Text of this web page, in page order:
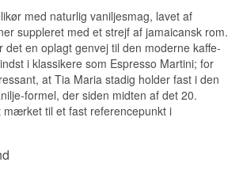
perfektion, suppleret med et strejf af jamaicansk
rom. Den præsenterer en rig kobber og gylden
rav tone, der blander sig med en lokkende
karamel duft, hvilket gør TIA MARIA til en ideel
likør i eksotiske cocktails.
• Destilleri: Tia Maria
• Navn: Tia Maria Coffee Kaffelikør
• Land: Italien
med naturlig vaniljesmag, lavet af
suppleret med et strejf af jamaicansk rom.
det en oplagt genvej til den moderne kaffe-
i klassikere som Espresso Martini; for
at Tia Maria stadig holder fast i den
formel, der siden midten af det 20.
til et fast referencepunkt i